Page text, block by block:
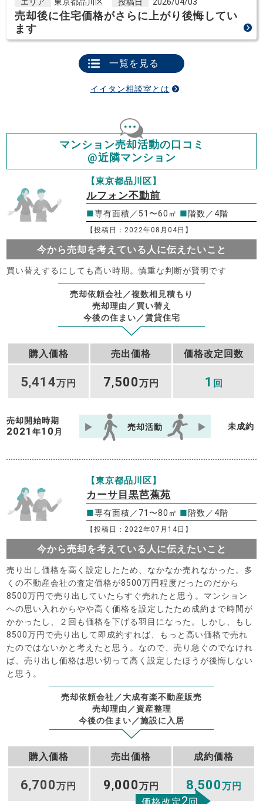
売却後に住宅価格がさらに上がり後悔してい
ます
一覧を見る
イイタン相談室とは
マンション売却活動の口コミ
@近隣マンション
【東京都品川区】
ルフォン不動前
■専有面積／51〜60㎡ ■階数／4階
【投稿日：2022年08月04日】
今から売却を考えている人に伝えたいこと
買い替えするにしても高い時期。慎重な判断が賢明です
売却依頼会社／複数相見積もり
売却理由／買い替え
今後の住まい／賃貸住宅
購入価格 売出価格 価格改定回数
5,414万円 7,500万円 1 回
売却開始時期
2021年10 月
売却活動 未成約
【東京都品川区】
カーサ目黒芭蕉苑
■専有面積／71〜80㎡ ■階数／4階
【投稿日：2022年07月14日】
今から売却を考えている人に伝えたいこと
売り出し価格を高く設定したため、なかなか売れなかった。多
くの不動産会社の査定価格が8500万円程度だったのだから
8500万円で売り出していたらすぐ売れたと思う。マンション
への思い入れからやや高く価格を設定したため成約まで時間が
かかったし、２回も価格を下げる羽目になった。しかし、もし
8500万円で売り出して即成約すれば、もっと高い価格で売れ
たのではないかと考えたと思う。なので、売り急ぐのでなけれ
ば、売り出し価格は思い切って高く設定したほうが後悔しない
と思う。
売却依頼会社／大成有楽不動産販売
売却理由／資産整理
今後の住まい／施設に入居
購入価格 売出価格 成約価格
6,700万円 9 ,000万円 8,500万円
価格改定2回